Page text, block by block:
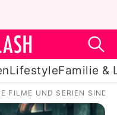
LifestyleFamilie &
FILME UND SERIEN SIND